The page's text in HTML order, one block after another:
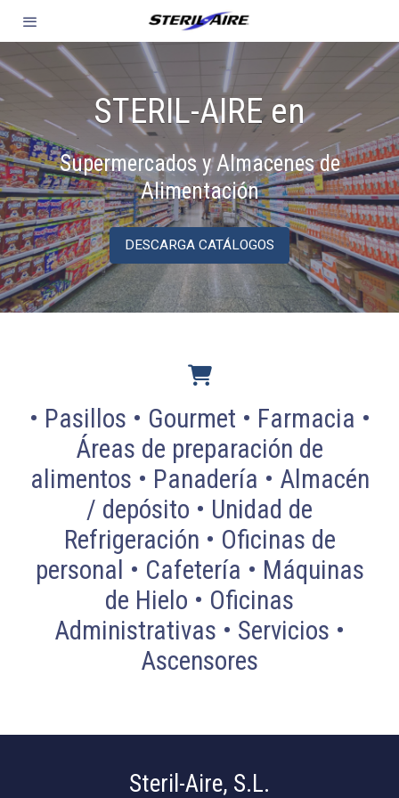
STERIL-AIRE en
Supermercados y Almacenes de
Alimentación
DESCARGA CATÁLOGOS
• Pasillos • Gourmet • Farmacia •
Áreas de preparación de
alimentos • Panadería • Almacén
/ depósito • Unidad de
Refrigeración • Oficinas de
personal • Cafetería • Máquinas
de Hielo • Oficinas
Administrativas • Servicios •
Ascensores
Steril-Aire, S.L.